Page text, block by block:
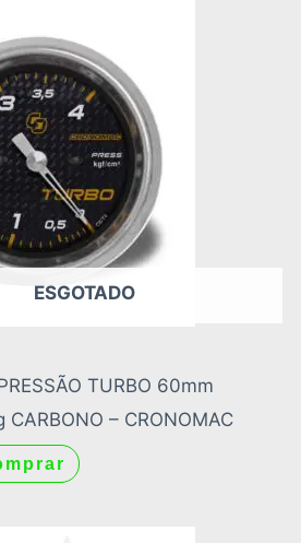
ESGOTADO
TURBO 60mm
CARBONO – CRONOMAC